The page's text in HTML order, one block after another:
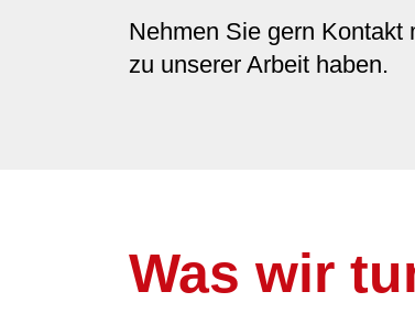
Nehmen Sie gern Kontakt
zu unserer Arbeit haben.
Was wir